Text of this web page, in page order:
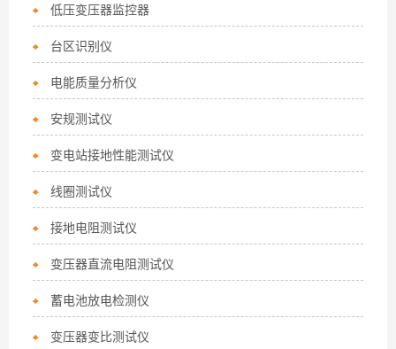
低压变压器监控器
台区识别仪
电能质量分析仪
安规测试仪
变电站接地性能测试仪
线圈测试仪
接地电阻测试仪
变压器直流电阻测试仪
蓄电池放电检测仪
变压器变比测试仪